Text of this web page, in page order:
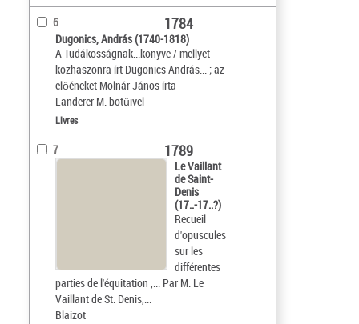
6
Dugonics, András (1740-1818)
A Tudákosságnak...könyve / mellyet
közhaszonra írt Dugonics András... ; az
előéneket Molnár János írta
Landerer M. bötűivel
1784
Livres
7
Le Vaillant
de Saint-
Denis
(17..-17..?)
Recueil
d'opuscules
sur les
différentes
parties de l'équitation ,... Par M. Le
Vaillant de St. Denis,...
Blaizot
1789